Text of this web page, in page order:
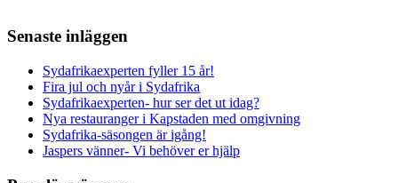
Senaste inläggen
Sydafrikaexperten fyller 15 år!
Fira jul och nyår i Sydafrika
Sydafrikaexperten- hur ser det ut idag?
Nya restauranger i Kapstaden med omgivning
Sydafrika-säsongen är igång!
Jaspers vänner- Vi behöver er hjälp